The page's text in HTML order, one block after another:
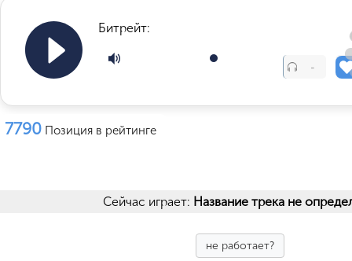
Битрейт:
-
7790 Позиция в рейтинге
Сейчас играет: Название трека не
не работает?